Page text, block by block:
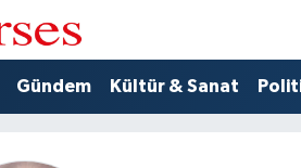
Gündem Kültür & Sanat